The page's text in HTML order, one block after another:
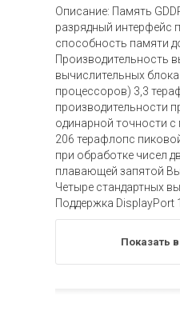
Описание: Память
разрядный интерфейс
способность памяти
Производительность
вычислительных
процессоров) 3,3
производительности
одинарной точности
206 терафлопс
при обработке чисел
плавающей запятой
Четыре стандартных
Поддержка DisplayPort
Показать